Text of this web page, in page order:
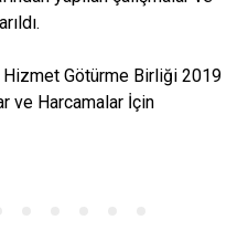
Hizmet Götürme Birliği 2019
ve Harcamalar İçin